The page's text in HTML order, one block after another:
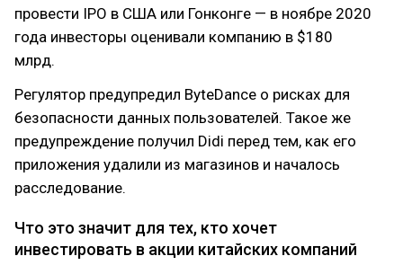
провести IPO в США или Гонконге — в ноябре 2020
года инвесторы оценивали компанию в $180
млрд.
Регулятор предупредил ByteDance о рисках для
безопасности данных пользователей. Такое же
предупреждение получил Didi перед тем, как его
приложения удалили из магазинов и началось
расследование.
Что это значит для тех, кто хочет
инвестировать в акции китайских компаний